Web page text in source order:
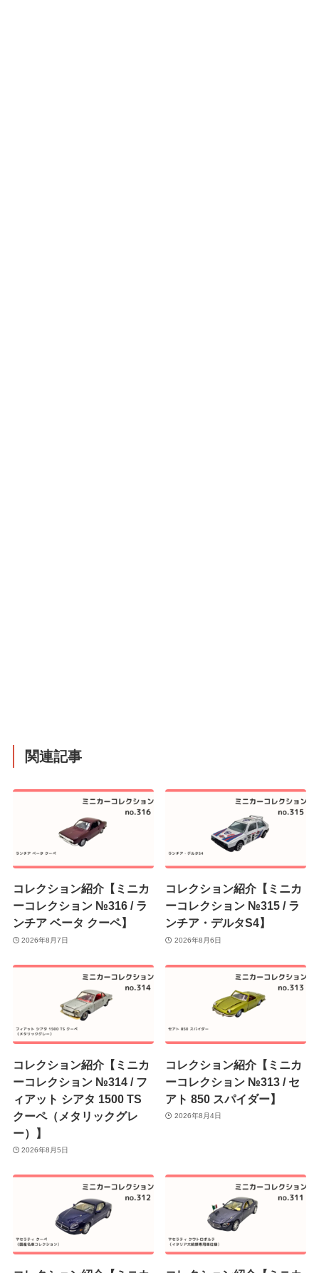
関連記事
コレクション紹介【ミニカ
ーコレクション №316 / ラ
ンチア ベータ クーペ】
2026年8月7日
コレクション紹介【ミニカ
ーコレクション №315 / ラ
ンチア・デルタS4】
2026年8月6日
コレクション紹介【ミニカ
ーコレクション №314 / フ
ィアット シアタ 1500 TS
クーペ（メタリックグレ
ー）】
2026年8月5日
コレクション紹介【ミニカ
ーコレクション №313 / セ
アト 850 スパイダー】
2026年8月4日